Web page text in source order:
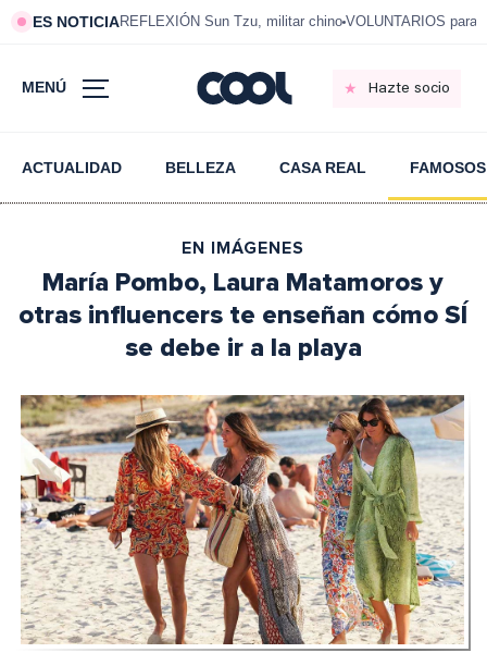
ES NOTICIAREFLEXIÓN Sun Tzu, militar chino VOLUNTARIOS para
MENÚ Hazte socio
ACTUALIDAD BELLEZA CASA REAL FAMOSOS
EN IMÁGENES
María Pombo, Laura Matamoros y
otras influencers te enseñan cómo SÍ
se debe ir a la playa